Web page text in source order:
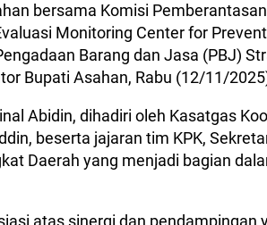
bersama Komisi
Monitoring Center for
Barang dan Jasa (PBJ)
Bupati Asahan, Rabu (12/11/
Abidin, dihadiri oleh Kasatgas
beserta jajaran tim KPK,
Daerah yang menjadi bagian
atas sinergi dan pendampingan